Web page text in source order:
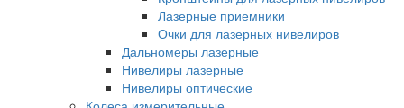
Лазерные приемники
Очки для лазерных нивелиров
Дальномеры лазерные
Нивелиры лазерные
Нивелиры оптические